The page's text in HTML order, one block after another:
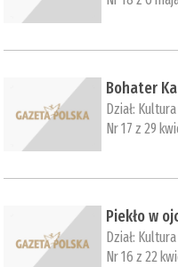
Bohater
Dział: Kultura
Nr 17 z 29
Piekło w
Dział: Kultura
Nr 16 z 22